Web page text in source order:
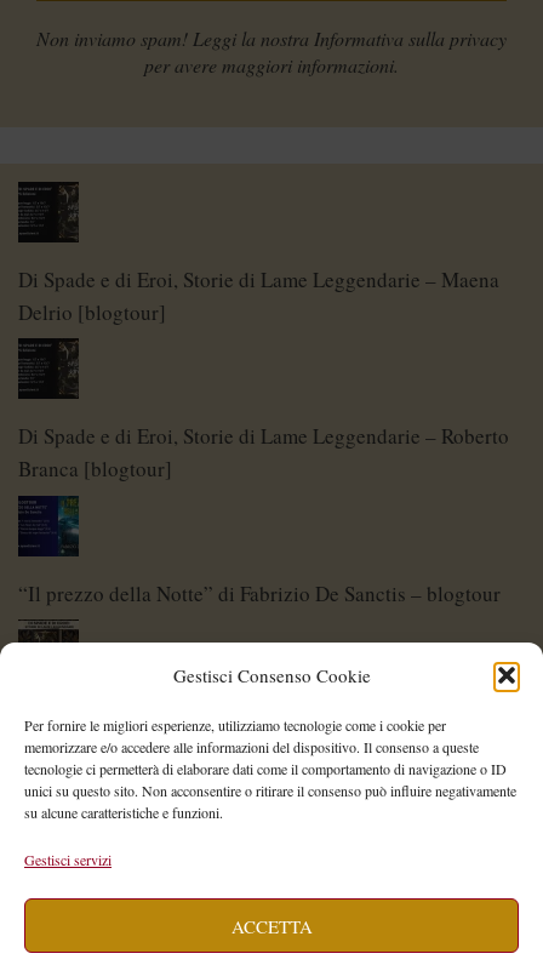
Gestisci Consenso Cookie
Per fornire le migliori esperienze, utilizziamo tecnologie come i cookie per
memorizzare e/o accedere alle informazioni del dispositivo. Il consenso a queste
tecnologie ci permetterà di elaborare dati come il comportamento di navigazione o ID
unici su questo sito. Non acconsentire o ritirare il consenso può influire negativamente
su alcune caratteristiche e funzioni.
Gestisci servizi
ACCETTA
Non inviamo spam! Leggi la nostra Informativa sulla privacy
per avere maggiori informazioni.
Di Spade e di Eroi, Storie di Lame Leggendarie – Maena
Delrio [blogtour]
Di Spade e di Eroi, Storie di Lame Leggendarie – Roberto
Branca [blogtour]
“Il prezzo della Notte” di Fabrizio De Sanctis – blogtour
Di Spade e di Eroi – Storie di Lame Leggendarie